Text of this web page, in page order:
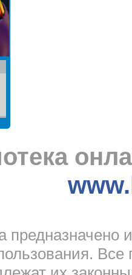
предназначено